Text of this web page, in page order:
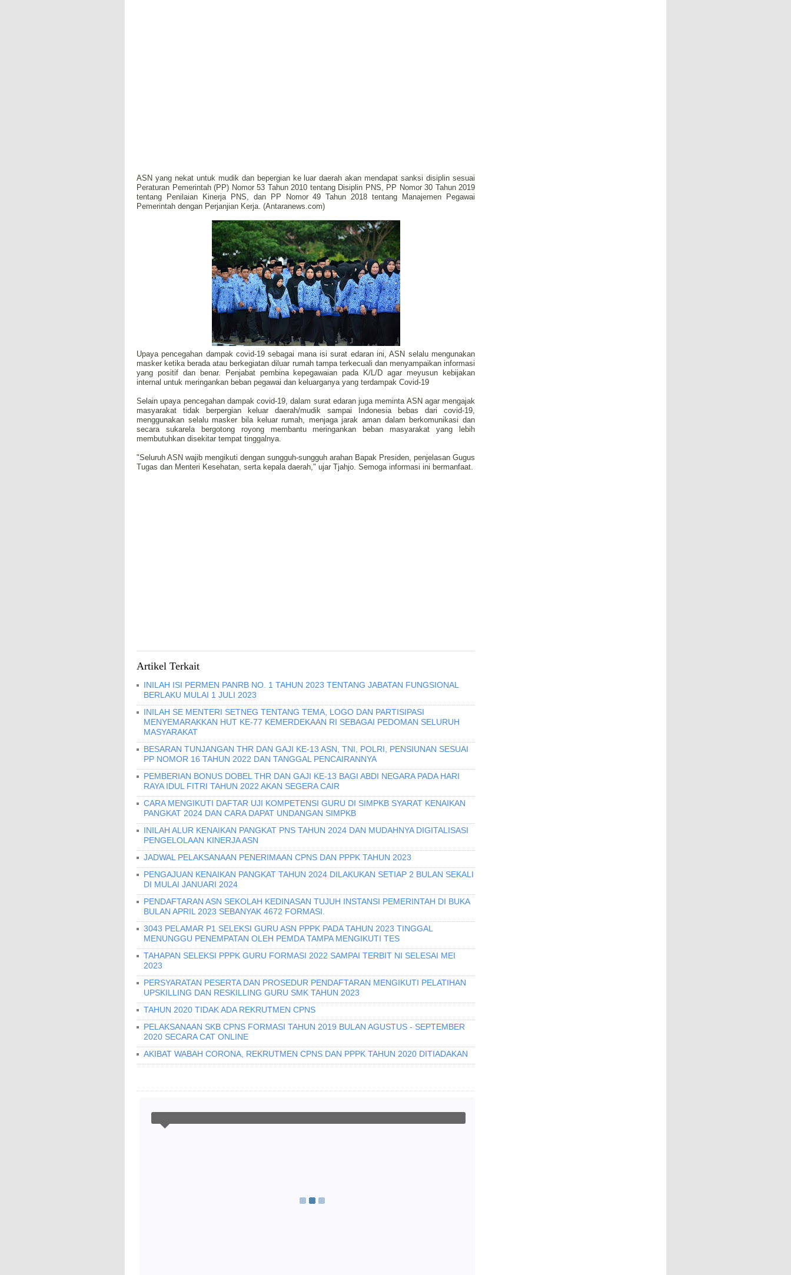
ASN yang nekat untuk mudik dan bepergian ke luar daerah akan mendapat sanksi disiplin sesuai
Peraturan Pemerintah (PP) Nomor 53 Tahun 2010 tentang Disiplin PNS, PP Nomor 30 Tahun 2019
tentang Penilaian Kinerja PNS, dan PP Nomor 49 Tahun 2018 tentang Manajemen Pegawai
Pemerintah dengan Perjanjian Kerja. (Antaranews.com)
Upaya pencegahan dampak covid-19 sebagai mana isi surat edaran ini, ASN selalu mengunakan
masker ketika berada atau berkegiatan diluar rumah tampa terkecuali dan menyampaikan informasi
yang positif dan benar. Penjabat pembina kepegawaian pada K/L/D agar meyusun kebijakan
internal untuk meringankan beban pegawai dan keluarganya yang terdampak Covid-19
Selain upaya pencegahan dampak covid-19, dalam surat edaran juga meminta ASN agar mengajak
masyarakat tidak berpergian keluar daerah/mudik sampai Indonesia bebas dari covid-19,
menggunakan selalu masker bila keluar rumah, menjaga jarak aman dalam berkomunikasi dan
secara sukarela bergotong royong membantu meringankan beban masyarakat yang lebih
membutuhkan disekitar tempat tinggalnya.
"Seluruh ASN wajib mengikuti dengan sungguh-sungguh arahan Bapak Presiden, penjelasan Gugus
Tugas dan Menteri Kesehatan, serta kepala daerah," ujar Tjahjo. Semoga informasi ini bermanfaat.
Artikel Terkait
INILAH ISI PERMEN PANRB NO. 1 TAHUN 2023 TENTANG JABATAN FUNGSIONAL
BERLAKU MULAI 1 JULI 2023
INILAH SE MENTERI SETNEG TENTANG TEMA, LOGO DAN PARTISIPASI
MENYEMARAKKAN HUT KE-77 KEMERDEKAAN RI SEBAGAI PEDOMAN SELURUH
MASYARAKAT
BESARAN TUNJANGAN THR DAN GAJI KE-13 ASN, TNI, POLRI, PENSIUNAN SESUAI
PP NOMOR 16 TAHUN 2022 DAN TANGGAL PENCAIRANNYA
PEMBERIAN BONUS DOBEL THR DAN GAJI KE-13 BAGI ABDI NEGARA PADA HARI
RAYA IDUL FITRI TAHUN 2022 AKAN SEGERA CAIR
CARA MENGIKUTI DAFTAR UJI KOMPETENSI GURU DI SIMPKB SYARAT KENAIKAN
PANGKAT 2024 DAN CARA DAPAT UNDANGAN SIMPKB
INILAH ALUR KENAIKAN PANGKAT PNS TAHUN 2024 DAN MUDAHNYA DIGITALISASI
PENGELOLAAN KINERJA ASN
JADWAL PELAKSANAAN PENERIMAAN CPNS DAN PPPK TAHUN 2023
PENGAJUAN KENAIKAN PANGKAT TAHUN 2024 DILAKUKAN SETIAP 2 BULAN SEKALI
DI MULAI JANUARI 2024
PENDAFTARAN ASN SEKOLAH KEDINASAN TUJUH INSTANSI PEMERINTAH DI BUKA
BULAN APRIL 2023 SEBANYAK 4672 FORMASI.
3043 PELAMAR P1 SELEKSI GURU ASN PPPK PADA TAHUN 2023 TINGGAL
MENUNGGU PENEMPATAN OLEH PEMDA TAMPA MENGIKUTI TES
TAHAPAN SELEKSI PPPK GURU FORMASI 2022 SAMPAI TERBIT NI SELESAI MEI
2023
PERSYARATAN PESERTA DAN PROSEDUR PENDAFTARAN MENGIKUTI PELATIHAN
UPSKILLING DAN RESKILLING GURU SMK TAHUN 2023
TAHUN 2020 TIDAK ADA REKRUTMEN CPNS
PELAKSANAAN SKB CPNS FORMASI TAHUN 2019 BULAN AGUSTUS - SEPTEMBER
2020 SECARA CAT ONLINE
AKIBAT WABAH CORONA, REKRUTMEN CPNS DAN PPPK TAHUN 2020 DITIADAKAN